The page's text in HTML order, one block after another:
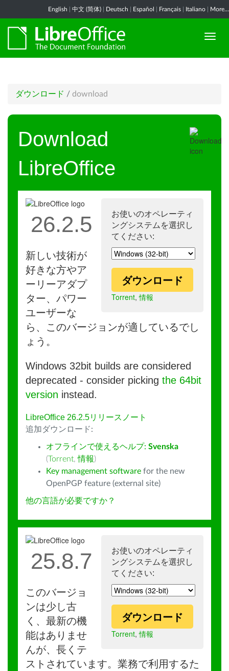
English 中文 (简体) Deutsch Español Français Italiano More...
ダウンロード / download
Download
LibreOffice
お使いのオペレーティ
ングシステムを選択し
てください:
ダウンロード
Torrent,情報
26.2.5
新しい技術が
好きな方やア
ーリーアダプ
ター、パワー
ユーザーな
ら、このバージョンが適しているでし
ょう。
Windows 32bit builds are considered
deprecated - consider picking the 64bit
version instead.
LibreOffice 26.2.5リリースノート
追加ダウンロード:
オフラインで使えるヘルプ: Svenska
(Torrent,情報)
Key management software for the new
OpenPGP feature (external site)
他の言語が必要ですか？
お使いのオペレーティ
ングシステムを選択し
てください:
ダウンロード
Torrent,情報
25.8.7
このバージョ
ンは少し古
く、最新の機
能はありませ
んが、長くテ
ストされています。業務で利用するた